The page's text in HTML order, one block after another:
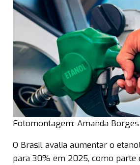
Fotomontagem: Amanda
O Brasil avalia aumentar o
para 30% em 2025, como parte